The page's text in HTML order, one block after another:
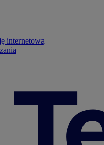
internetową